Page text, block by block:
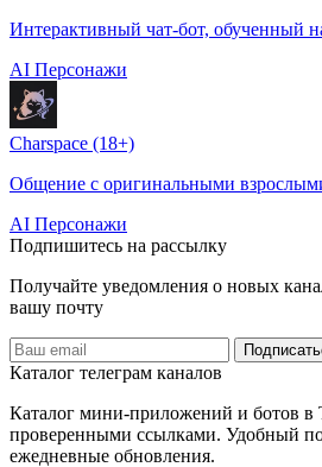
Интерактивный чат-бот, обученный
AI Персонажи
Charspace (18+)
Общение с оригинальными
AI Персонажи
Подпишитесь на рассылку
Получайте уведомления о новых
вашу почту
Каталог телеграм каналов
Каталог мини-приложений и ботов в
проверенными ссылками. Удобный
ежедневные обновления.